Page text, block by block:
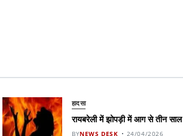
हादसा
रायबरेली में झोपड़ी में आग से तीन
BYNEWS DESK 24/04/2026